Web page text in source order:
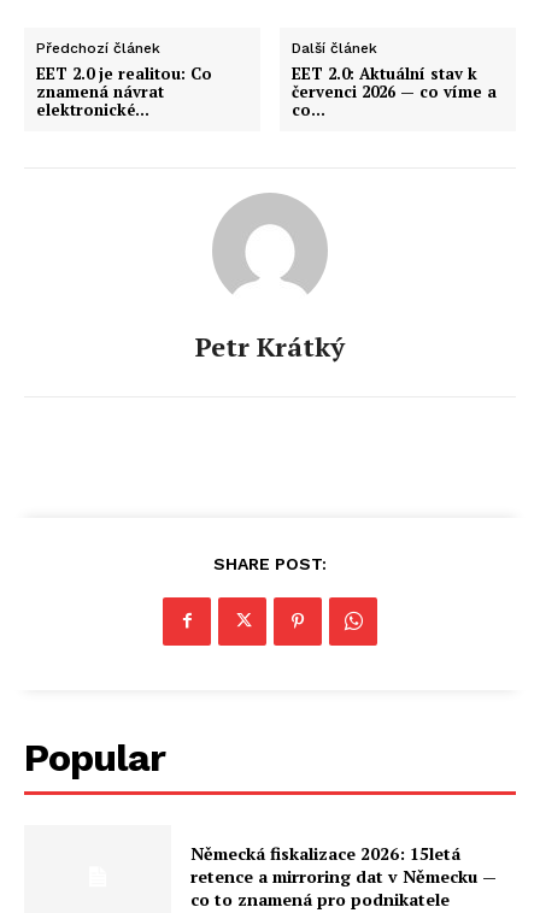
Předchozí článek
EET 2.0 je realitou: Co
znamená návrat
elektronické…
Další článek
EET 2.0: Aktuální stav k
červenci 2026 — co víme a
co…
Petr Krátký
SHARE POST:
Popular
Německá fiskalizace 2026: 15letá
retence a mirroring dat v Německu —
co to znamená pro podnikatele